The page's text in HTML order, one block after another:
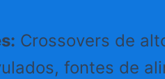
Crossovers de
fontes de